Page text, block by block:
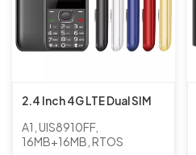
2.4 Inch 4G LTE Dual SIM
UIS8910FF 16MB+16MB
Basic Button Feature
A1, UIS8910FF,
16MB+16MB, RTOS